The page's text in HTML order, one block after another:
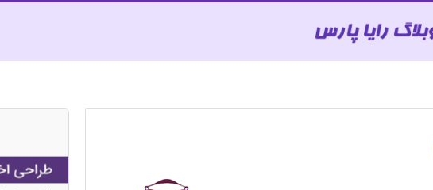
خرید سایت گردشگری
خرید سایت شرکتی